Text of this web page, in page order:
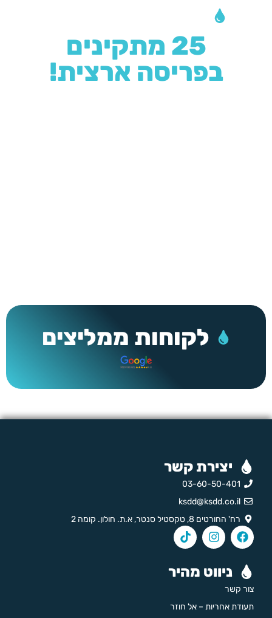
25 מתקינים
בפריסה ארצית!
לקוחות ממליצים
יצירת קשר
03-60-50-401
ksdd@ksdd.co.il
רח' החורטים 8, טקסטיל סנטר, א.ת. חולון. קומה 2
ניווט מהיר
צור קשר
תעודת אחריות – אל חוזר